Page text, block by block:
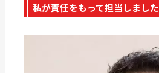
私が責任をもって担当しました